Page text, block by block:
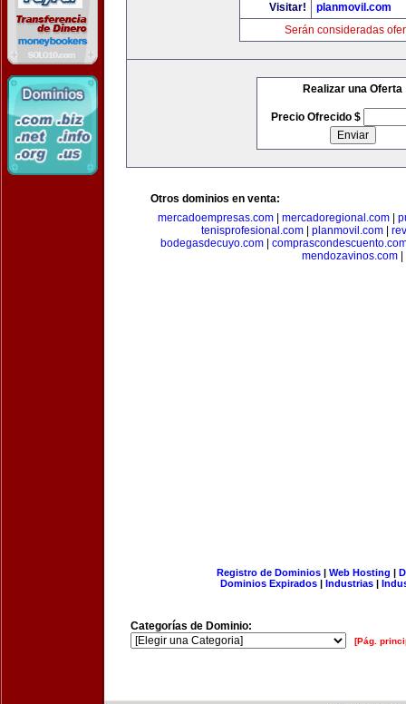
Visitar!
planmovil.com
Serán consideradas
Realizar una Oferta
Precio Ofrecido $
Otros dominios en venta:
mercadoempresas.com| mercadoregional.com|
tenisprofesional.com
planmovil.com
bodegasdecuyo.com
mendozavinos.com
Registro de Dominios| Web Hosting |
Dominios Expirados | Industrias |
Categorías de Dominio:
[Pág.